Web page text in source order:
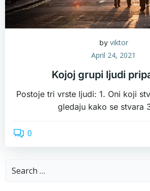
by viktor
April 24, 2021
Kojoj grupi ljudi
Postoje tri vrste ljudi: 1. Oni koji
gledaju kako se stvara
0
Search